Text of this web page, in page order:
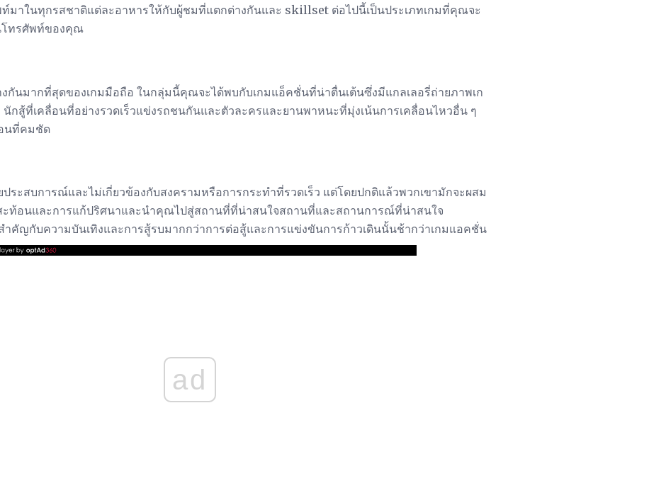
มาในทุกรสชาติแต่ละอาหารให้กับผู้ชมที่แตกต่างกันและ skillset ต่อไปนี้เป็นประเภทเกมที่คุณจะ
ทรศัพท์ของคุณ
นมากที่สุดของเกมมือถือ ในกลุ่มนี้คุณจะได้พบกับเกมแอ็คชั่นที่น่าตื่นเต้นซึ่งมีแกลเลอรี่ถ่ายภาพเก
นักสู้ที่เคลื่อนที่อย่างรวดเร็วแข่งรถชนกันและตัวละครและยานพาหนะที่มุ่งเน้นการเคลื่อนไหวอื่น ๆ
นที่คมชัด
ระสบการณ์และไม่เกี่ยวข้องกับสงครามหรือการกระทำที่รวดเร็ว แต่โดยปกติแล้วพวกเขามักจะผสม
ะท้อนและการแก้ปริศนาและนำคุณไปสู่สถานที่ที่น่าสนใจสถานที่และสถานการณ์ที่น่าสนใจ
ำคัญกับความบันเทิงและการสู้รบมากกว่าการต่อสู้และการแข่งขันการก้าวเดินนั้นช้ากว่าเกมแอคชั่น
ad